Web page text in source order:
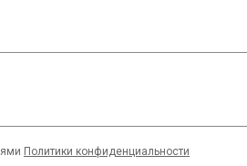
Политики конфиденциальности